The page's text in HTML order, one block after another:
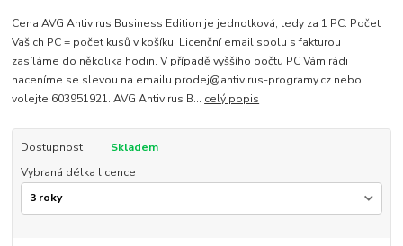
Cena AVG Antivirus Business Edition je jednotková, tedy za 1 PC. Počet
Vašich PC = počet kusů v košíku. Licenční email spolu s fakturou
zasíláme do několika hodin. V případě vyššího počtu PC Vám rádi
naceníme se slevou na emailu prodej@antivirus-programy.cz nebo
volejte 603951921. AVG Antivirus B... celý popis
Dostupnost
Skladem
Vybraná délka licence